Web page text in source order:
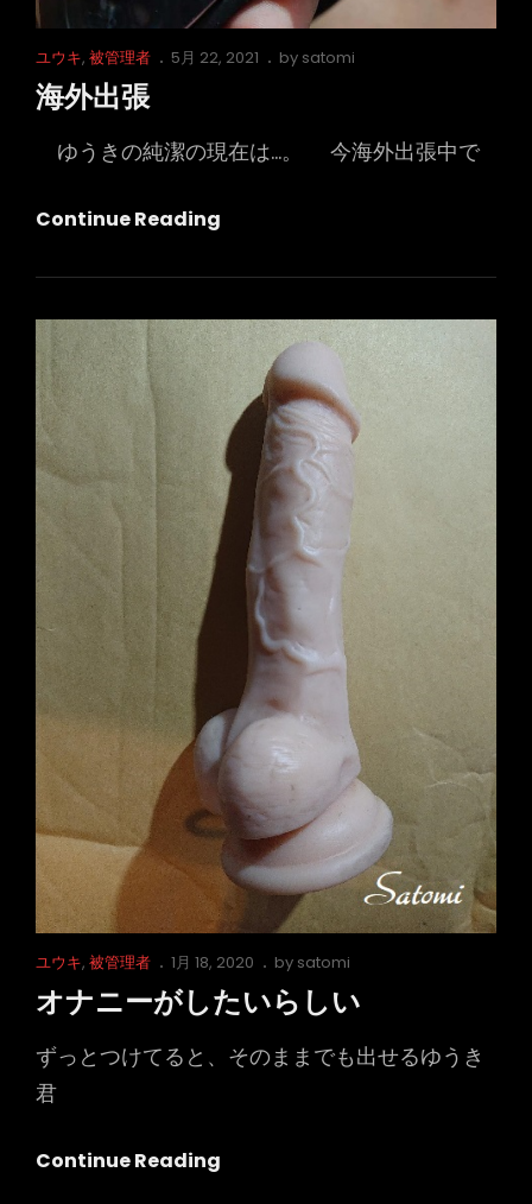
Cat
Links
ユウキ, 被管理者
Posted
5月 22, 2021 by satomi
海外出張
ゆうきの純潔の現在は…。 今海外出張中で
Continue Reading
出
張
Cat
Links
ユウキ, 被管理者
Posted
on
1月 18, 2020 by satomi
オナニーがしたいらしい
ずっとつけてると、そのままでも出せるゆうき
君
Continue Reading